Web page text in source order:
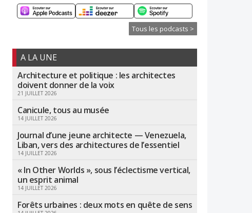
Tous les podcasts >
A LA UNE
Architecture et politique : les architectes
doivent donner de la voix
21 JUILLET 2026
Canicule, tous au musée
14 JUILLET 2026
Journal d’une jeune architecte — Venezuela,
Liban, vers des architectures de l’essentiel
14 JUILLET 2026
« In Other Worlds », sous l’éclectisme vertical,
un esprit animal
14 JUILLET 2026
Forêts urbaines : deux mots en quête de sens